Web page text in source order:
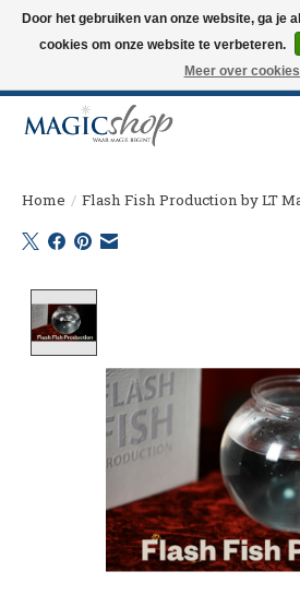
Altijd de nieuwste trucs op voorraad. Snelle
Langskomen in onze winkel? Bel of mail om een
Home / Flash Fish Production by LT
Door het gebruiken van onze website, ga je
cookies om onze website te verbeteren.
Meer over